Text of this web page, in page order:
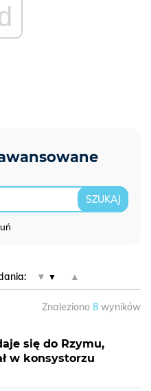
▼ ▲
Znaleziono 8 wyników
się do Rzymu,
w konsystorzu